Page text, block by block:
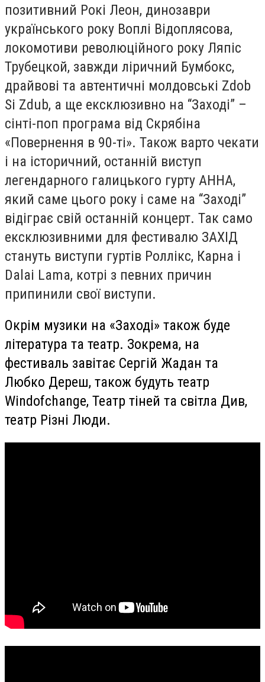
позитивний Рокі Леон, динозаври
українського року Воплі Відоплясова,
локомотиви революційного року Ляпіс
Трубецкой, завжди ліричний Бумбокс,
драйвові та автентичні молдовські Zdob
Si Zdub, а ще ексклюзивно на “Заході” –
сінті-поп програма від Скрябіна
«Повернення в 90-ті». Також варто чекати
і на історичний, останній виступ
легендарного галицького гурту АННА,
який саме цього року і саме на “Заході”
відіграє свій останній концерт. Так само
ексклюзивними для фестивалю ЗАХІД
стануть виступи гуртів Роллікс, Карна і
Dalai Lama, котрі з певних причин
припинили свої виступи.
Окрім музики на «Заході» також буде
література та театр. Зокрема, на
фестиваль завітає Сергій Жадан та
Любко Дереш, також будуть театр
Windofchange, Театр тіней та світла Див,
театр Різні Люди.